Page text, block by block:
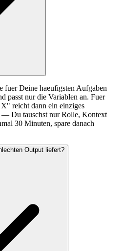
fuer Deine haeufigsten Aufgaben
passt nur die Variablen an. Fuer
reicht dann ein einziges
— Du tauschst nur Rolle, Kontext
30 Minuten, spare danach
Output liefert?